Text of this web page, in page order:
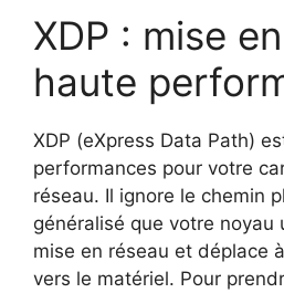
XDP : mise
haute
XDP (eXpress Data Path)
performances pour votre
réseau. Il ignore le chemin
généralisé que votre noyau
mise en réseau et déplace
vers le matériel. Pour